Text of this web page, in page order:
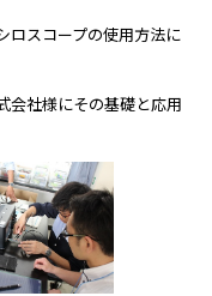
ロスコープの使用方法に
会社様にその基礎と応用